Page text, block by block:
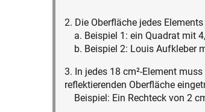
2. Die Oberfläche jedes
a. Beispiel 1: ein Quadrat mit
b. Beispiel 2: Louis Aufkleber
3. In jedes 18 cm²-Element
reflektierenden Oberfläche
Beispiel: Ein Rechteck von 2